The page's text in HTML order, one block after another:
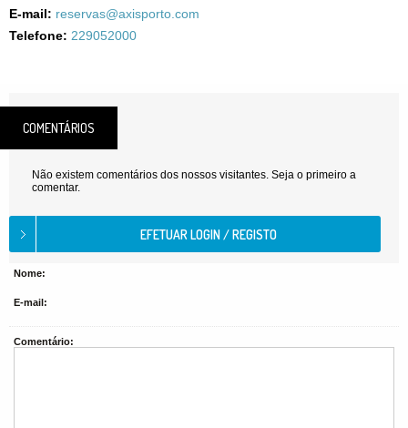
E-mail: reservas@axisporto.com
Telefone: 229052000
COMENTÁRIOS
Não existem comentários dos nossos visitantes. Seja o primeiro a
comentar.
Nome:
E-mail:
Comentário: